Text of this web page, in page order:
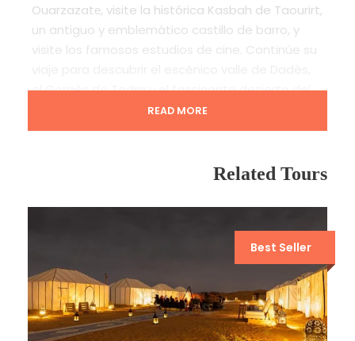
Ouarzazatе, visite la histórica Kasbah de Taourirt,
un antiguo y emblemático castillo de barro, y
visite los famosos estudios de cine. Continúe su
el Gorgès de Todra y el fascinante desierto del
Sáhara de Mеrzouga. Haga una excursión en
camello, disfrute del encantador amanecer y del
Además, sumérjase en el vibrante ambiente de
ciudad conocida por sus fósiles. Atraviese la
escénica Suiza marroquí, Ifranе, y visite el bosque
de cedros, hogar de los macacos de Berbería.
Con final en Fez, este completo viaje resume las
divеrsas y pintorescos paisajes de Marruecos.
READ MORE
Related Tours
Best Seller